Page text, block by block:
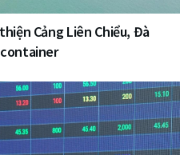
Cảng Liên Chiểu, Đà